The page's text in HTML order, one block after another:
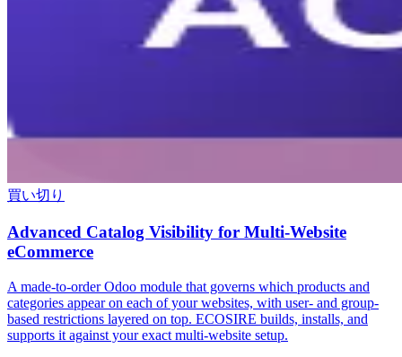
買い切り
Advanced Catalog Visibility for Multi-Website
eCommerce
A made-to-order Odoo module that governs which products and
categories appear on each of your websites, with user- and group-
based restrictions layered on top. ECOSIRE builds, installs, and
supports it against your exact multi-website setup.